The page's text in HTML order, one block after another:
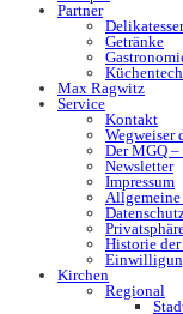
Partner
Getränke
Max Ragwitz
Service
Kontakt
Wegweiser
Der MGQ –
Newsletter
Impressum
Allgemeine
Historie
Kirchen
Regional